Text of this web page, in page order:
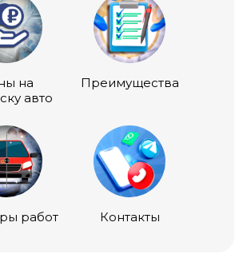
на
авто
Преимущества
работ Контакты